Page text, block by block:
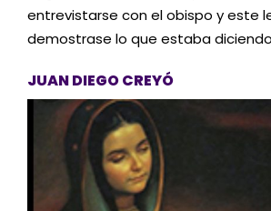
entrevistarse con el obispo y este
demostrase lo que estaba
JUAN DIEGO CREYÓ